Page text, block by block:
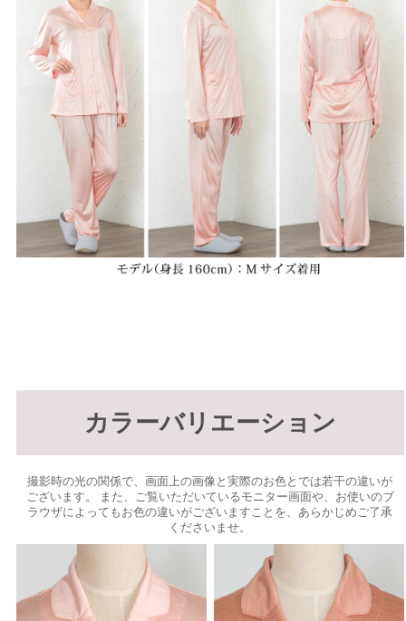
カラーバリエーション
撮影時の光の関係で、画面上の画像と実際のお色とでは若干の違いが
ございます。 また、ご覧いただいているモニター画面や、お使いのブ
ラウザによってもお色の違いがございますことを、あらかじめご了承
くださいませ。